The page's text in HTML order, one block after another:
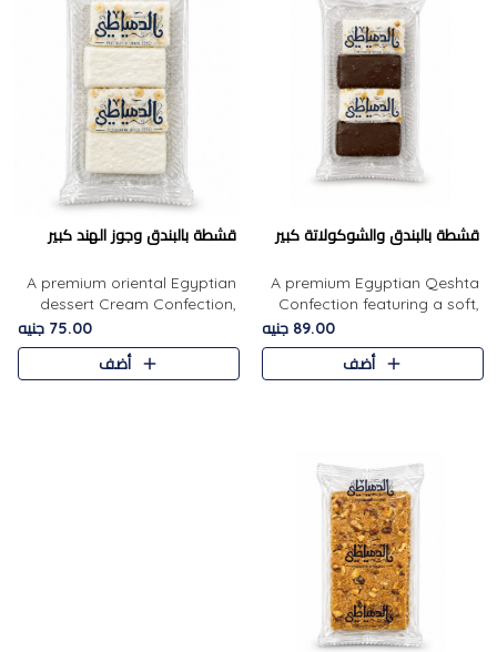
قشطة بالبندق والشوكولاتة كبير
A premium Egyptian Qeshta
Confection featuring a soft,
creamy texture paired with a
rich layer of premium
chocolate and the distinctive
89.00 جنيه
أضف
قشطة بالبندق وجوز الهند كبير
A premium oriental Egyptian
dessert Cream Confection,
featuring a soft, creamy
texture and the distinctive
flavor of roasted hazelnuts.
75.00 جنيه
أضف